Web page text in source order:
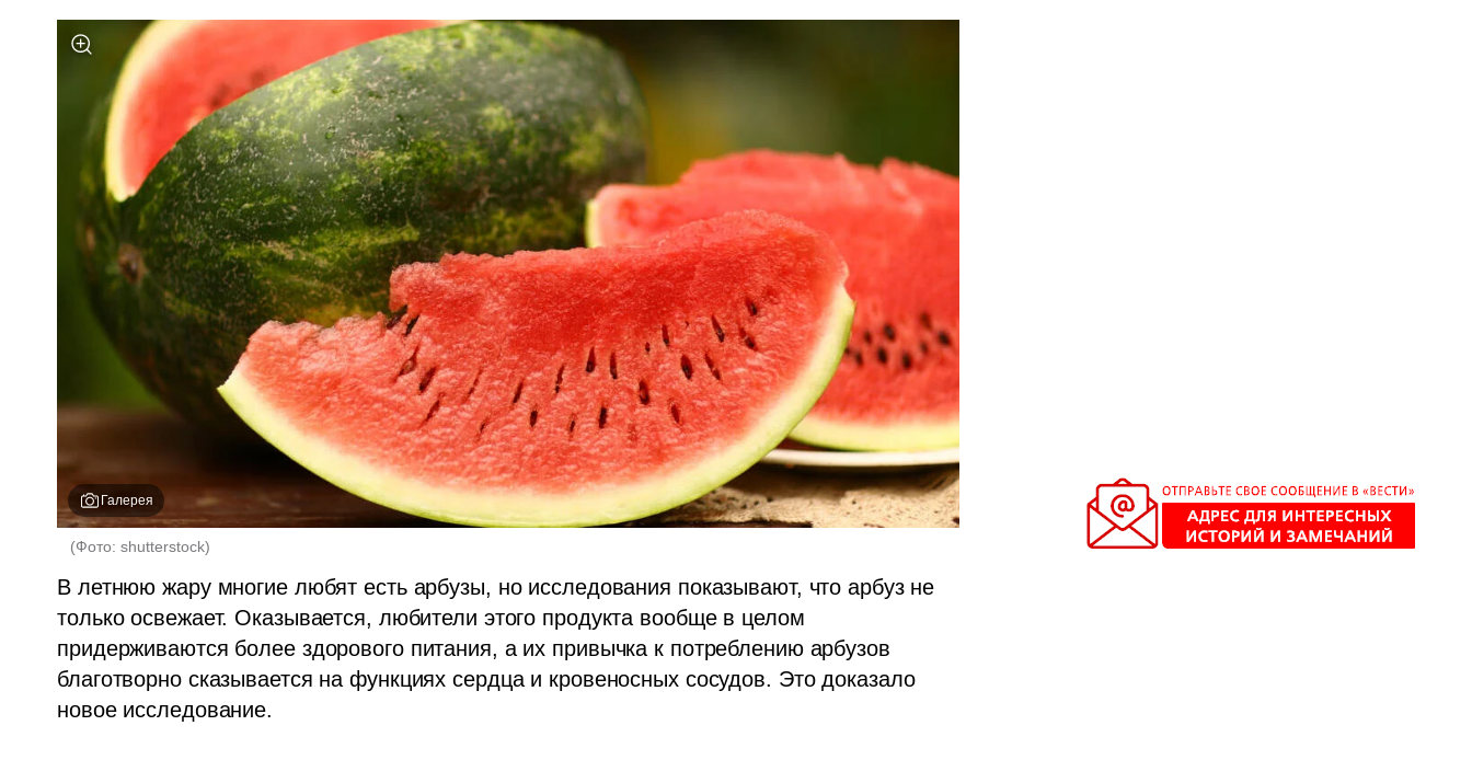
Галерея
(Фото: shutterstock)
В летнюю жару многие любят есть арбузы, но исследования показывают, что арбуз не
только освежает. Оказывается, любители этого продукта вообще в целом
придерживаются более здорового питания, а их привычка к потреблению арбузов
благотворно сказывается на функциях сердца и кровеносных сосудов. Это доказало
новое исследование.